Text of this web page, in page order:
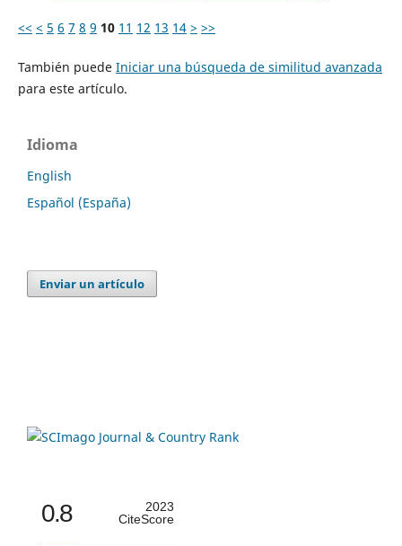
<< < 5 6 7 8 9 10 11 12 13 14 > >>
También puede Iniciar una búsqueda de similitud avanzada
para este artículo.
Idioma
English
Español (España)
Enviar un artículo
0.8
2023
CiteScore